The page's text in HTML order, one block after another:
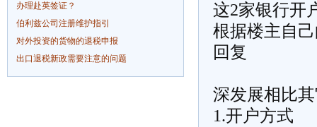
办理赴英签证？
伯利兹公司注册维护指引
对外投资的货物的退税申报
出口退税新政需要注意的问题
这2家银行开
根据楼主自
回复
深发展相比
1.开户方式